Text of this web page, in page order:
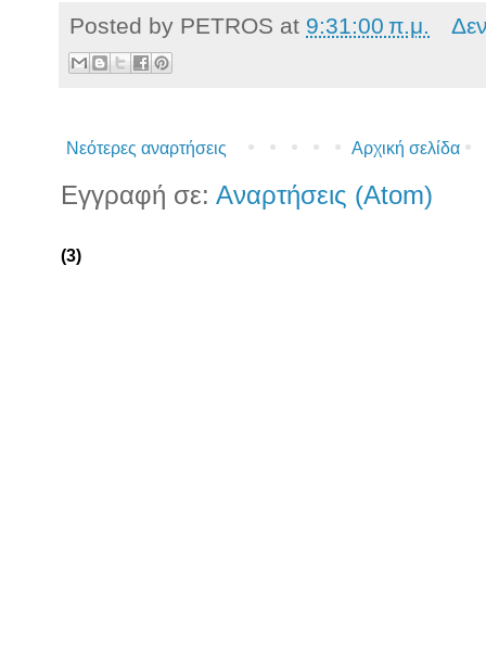
Posted by PETROS at 9:31:00 π.μ.
Νεότερες αναρτήσεις Αρχική σελίδα
Εγγραφή σε: Αναρτήσεις (Atom)
(3)